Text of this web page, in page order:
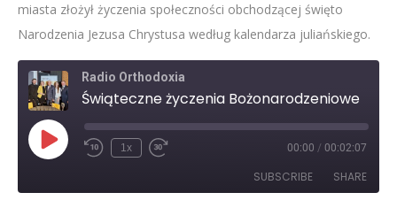
miasta złożył życzenia społeczności obchodzącej święto
Narodzenia Jezusa Chrystusa według kalendarza juliańskiego.
Radio Orthodoxia
Świąteczne życzenia Bożonarodzeniowe
Play
EpisodeRewind
1x
Fast
seconds
00:00 / 00:02:07
SUBSCRIBE SHARE